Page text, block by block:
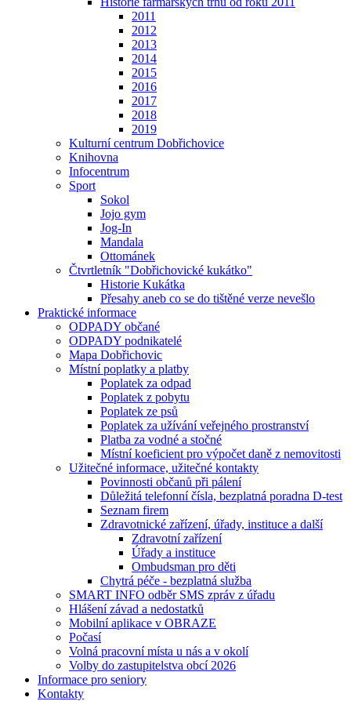
2011
2012
2013
2014
2015
2016
2017
2018
2019
Kulturní centrum Dobřichovice
Knihovna
Infocentrum
Sport
Sokol
Jojo gym
Jog-In
Mandala
Ottománek
Čtvrtletník "Dobřichovické kukátko"
Historie Kukátka
Přesahy aneb co se do tištěné verze nevešlo
Praktické informace
ODPADY občané
ODPADY podnikatelé
Mapa Dobřichovic
Místní poplatky a platby
Poplatek za odpad
Poplatek z pobytu
Poplatek ze psů
Poplatek za užívání veřejného prostranství
Platba za vodné a stočné
Místní koeficient pro výpočet daně z nemovitosti
Užitečné informace, užitečné kontakty
Povinnosti občanů při pálení
Důležitá telefonní čísla, bezplatná poradna D-test
Seznam firem
Zdravotnické zařízení, úřady, instituce a další
Zdravotní zařízení
Úřady a instituce
Ombudsman pro děti
Chytrá péče - bezplatná služba
SMART INFO odběr SMS zpráv z úřadu
Hlášení závad a nedostatků
Mobilní aplikace v OBRAZE
Počasí
Volná pracovní místa u nás a v okolí
Volby do zastupitelstva obcí 2026
Informace pro seniory
Kontakty